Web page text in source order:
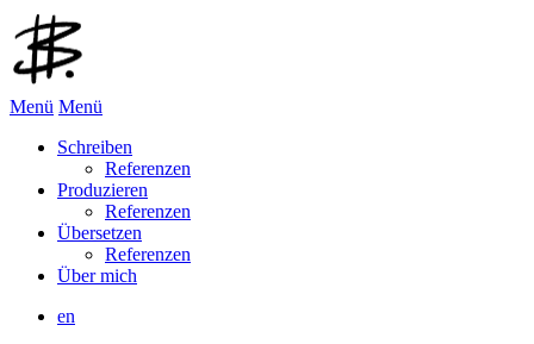
Menü Menü
Schreiben
Referenzen
Produzieren
Referenzen
Übersetzen
Referenzen
Über mich
en